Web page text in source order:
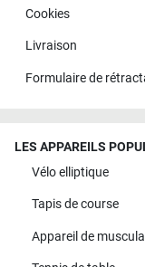
Cookies
Livraison
Formulaire de
LES APPAREILS
Vélo elliptique
Tapis de course
Appareil de